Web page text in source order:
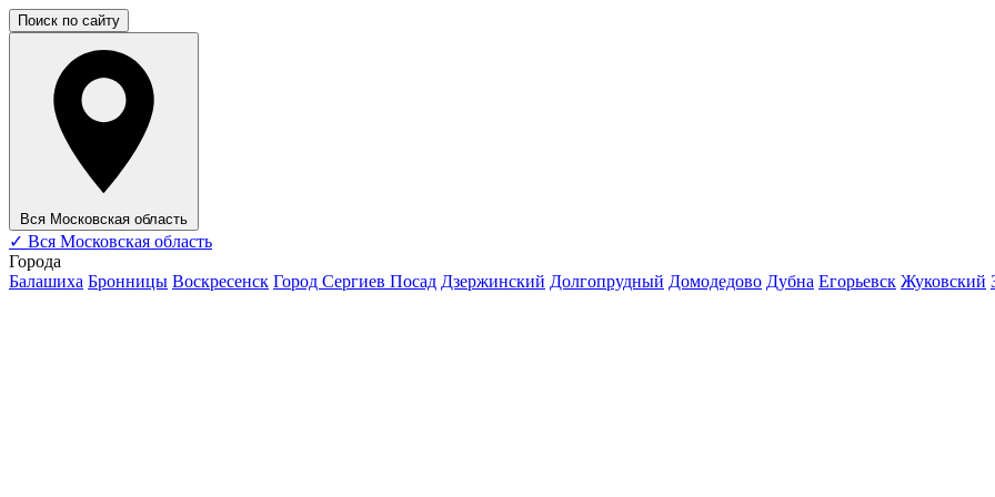
Поиск по сайту
Вся Московская область
✓ Вся Московская область
Города
Балашиха Бронницы Воскресенск Город Сергиев Посад Дзержинский Долгопрудный Домодедово Дубна Егорьевск Жуковский